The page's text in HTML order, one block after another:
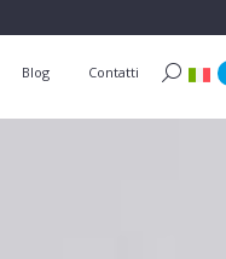
Blog Contatti